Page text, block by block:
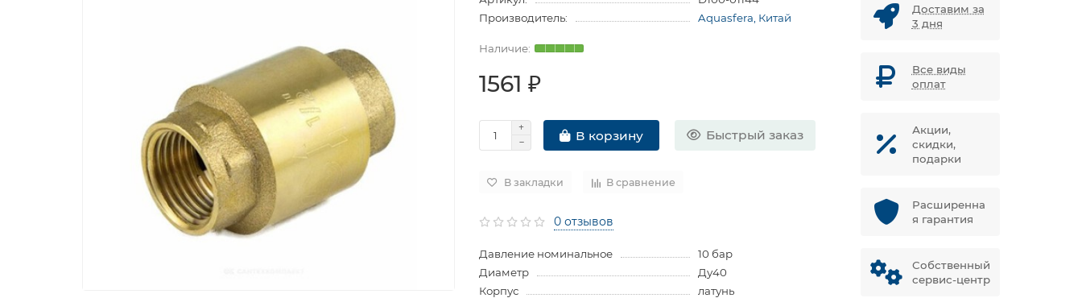
Производитель:
Aquasfera, Китай
1561 ₽
В корзину Быстрый заказ
В закладки В сравнение
0 отзывов
Давление номинальное
10 бар
Диаметр
Ду40
Корпус
латунь
Доставим за
3 дня
Все виды
оплат
Акции,
скидки,
подарки
Расширенна
я гарантия
Собственный
сервис-центр